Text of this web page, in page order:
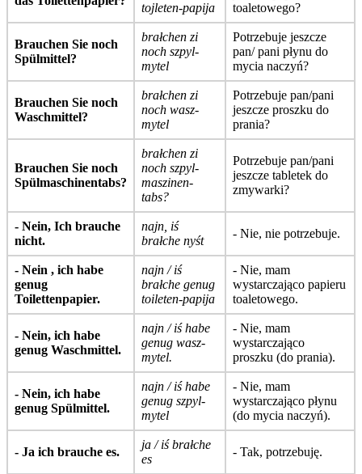
tojleten-papija
toaletowego?
Brauchen Sie noch
Spülmittel?
brałchen zi
noch szpyl-
mytel
Potrzebuje jeszcze
pan/ pani płynu do
mycia naczyń?
Brauchen Sie noch
Waschmittel?
brałchen zi
noch wasz-
mytel
Potrzebuje pan/pani
jeszcze proszku do
prania?
Brauchen Sie noch
Spülmaschinentabs?
brałchen zi
noch szpyl-
maszinen-
tabs?
Potrzebuje pan/pani
jeszcze tabletek do
zmywarki?
- Nein, Ich brauche
nicht.
najn, iś
brałche nyśt
- Nie, nie potrzebuje.
- Nein , ich habe
genug
Toilettenpapier.
najn / iś
brałche genug
toileten-papija
- Nie, mam
wystarczająco papieru
toaletowego.
- Nein, ich habe
genug Waschmittel.
najn / iś habe
genug wasz-
mytel.
- Nie, mam
wystarczająco
proszku (do prania).
- Nein, ich habe
genug Spülmittel.
najn / iś habe
genug szpyl-
mytel
- Nie, mam
wystarczająco płynu
(do mycia naczyń).
- Ja ich brauche es.
ja / iś brałche
es
- Tak, potrzebuję.